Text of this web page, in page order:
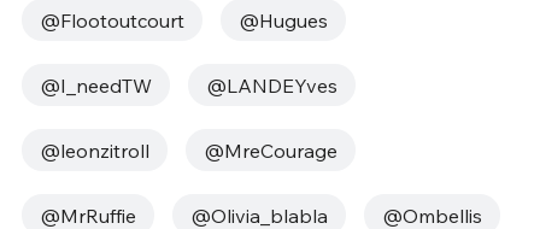
@Flootoutcourt @Hugues
@I_needTW @LANDEYves
@leonzitroll @MreCourage
@MrRuffie @Olivia_blabla @Ombellis